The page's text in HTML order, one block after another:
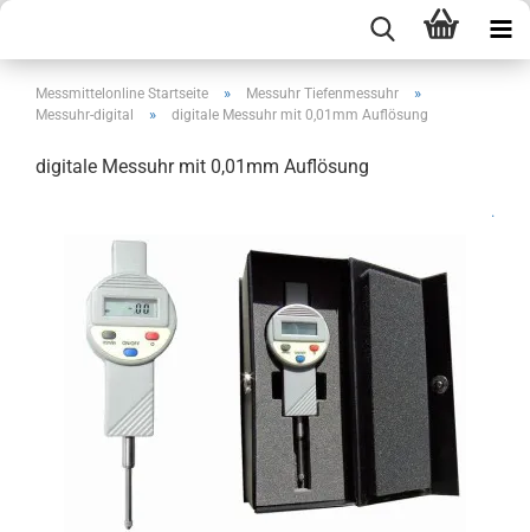
Messmittelonline Startseite » Messuhr Tiefenmessuhr »
Messuhr-digital » digitale Messuhr mit 0,01mm Auflösung
digitale Messuhr mit 0,01mm Auflösung
.